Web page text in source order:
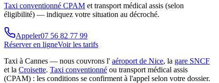
Taxi conventionné CPAM et transport médical assis (selon
éligibilité) — indiquez votre situation au décroché.
Appeler07 56 82 77 99
Réserver en ligneVoir les tarifs
Taxi à Cannes — nous couvrons l' aéroport de Nice, la gare SNCF
et la Croisette. Taxi conventionné ou transport médical assis
(CPAM) : les conditions se confirment à l'appel selon votre dossier.